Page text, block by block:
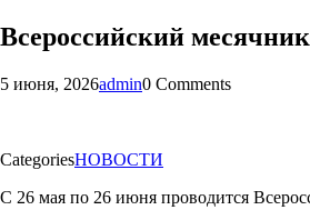
Всероссийский
5 июня, 2026admin0 Comments
CategoriesНОВОСТИ
С 26 мая по 26 июня проводится